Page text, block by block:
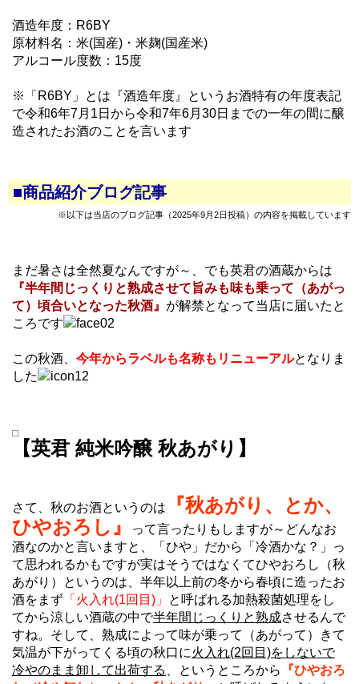
酒造年度：R6BY
原材料名：米(国産)・米麹(国産米)
アルコール度数：15度
※「R6BY」とは『酒造年度』というお酒特有の年度表記
で令和6年7月1日から令和7年6月30日までの一年の間に醸
造されたお酒のことを言います
■商品紹介ブログ記事
※以下は当店のブログ記事（2025年9月2日投稿）の内容を掲載しています
まだ暑さは全然夏なんですが～、でも英君の酒蔵からは
『半年間じっくりと熟成させて旨みも味も乗って（あがっ
て）頃合いとなった秋酒』 が解禁となって当店に届いたと
ころです
この秋酒、 今年からラベルも名称もリニューアルとなりま
した
【英君 純米吟醸 秋あがり】
さて、秋のお酒というのは
『秋あがり、とか、
ひやおろし』
って言ったりもしますが～どんなお
酒なのかと言いますと、「ひや」だから「冷酒かな？」っ
て思われるかもですが実はそうではなくてひやおろし（秋
あがり）というのは、半年以上前の冬から春頃に造ったお
酒をまず 「火入れ(1回目)」
と呼ばれる加熱殺菌処理をし
てから涼しい酒蔵の中で半年間じっくりと熟成させるんで
すね。そして、熟成によって味が乗って（あがって）きて
気温が下がってくる頃の秋口に火入れ(2回目)をしないで
冷やのまま卸して出荷する
、というところから
『ひやおろ